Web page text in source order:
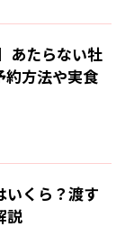
あたらない牡
約方法や実食
いくら？渡す
説